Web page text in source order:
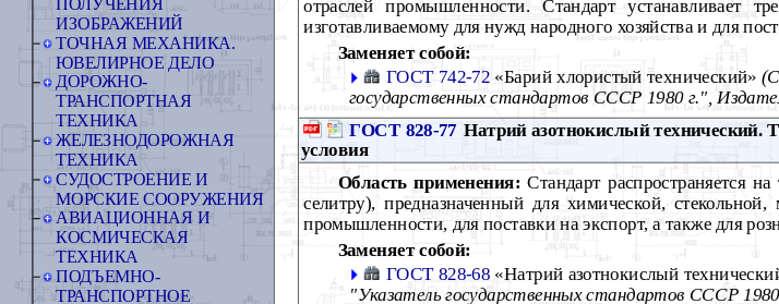
ПОЛУЧЕНИЯ
ИЗОБРАЖЕНИЙ
ТОЧНАЯ МЕХАНИКА.
ЮВЕЛИРНОЕ ДЕЛО
ДОРОЖНО-
ТРАНСПОРТНАЯ
ТЕХНИКА
ЖЕЛЕЗНОДОРОЖНАЯ
ТЕХНИКА
СУДОСТРОЕНИЕ И
МОРСКИЕ СООРУЖЕНИЯ
АВИАЦИОННАЯ И
КОСМИЧЕСКАЯ
ТЕХНИКА
ПОДЪЕМНО-
ТРАНСПОРТНОЕ
отраслей промышленности. Стандарт устанавливает
изготавливаемому для нужд народного хозяйства и для
Заменяет собой:
ГОСТ 742-72«Барий хлористый технический»
государственных стандартов СССР 1980 г.",
ГОСТ 828-77 Натрий азотнокислый технический.
условия
Область применения:Стандарт распространяется
селитру), предназначенный для химической,
промышленности, для поставки на экспорт, а также для
Заменяет собой:
ГОСТ 828-68 «Натрий азотнокислый
"Указатель государственных стандартов СССР